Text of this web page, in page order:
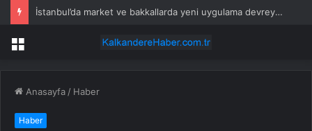
İstanbul’da market ve bakkallarda yeni uygulama devreye girdi
Menü
Anasayfa / Haber
Haber